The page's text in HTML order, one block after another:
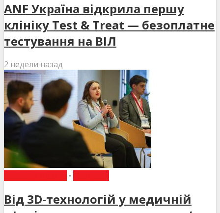
ANF Україна відкрила першу
клініку Test & Treat — безоплатне
тестування на ВІЛ
2 недели назад
•
Від 3D-технологій у медичній